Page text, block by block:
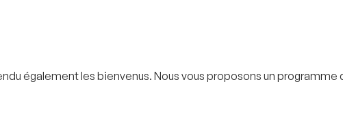
également les bienvenus. Nous vous proposons un